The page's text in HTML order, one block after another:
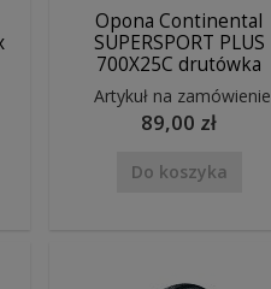
Opona Continental
SUPERSPORT PLUS
700X25C drutówka
Artykuł na zamówienie
89,00 zł
Do koszyka